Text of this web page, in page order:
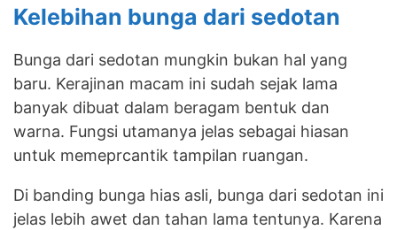
Kelebihan bunga dari sedotan
Bunga dari sedotan mungkin bukan hal yang
baru. Kerajinan macam ini sudah sejak lama
banyak dibuat dalam beragam bentuk dan
warna. Fungsi utamanya jelas sebagai hiasan
untuk memeprcantik tampilan ruangan.
Di banding bunga hias asli, bunga dari sedotan ini
jelas lebih awet dan tahan lama tentunya. Karena